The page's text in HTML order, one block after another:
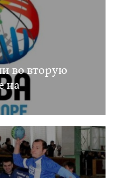
во вторую
на